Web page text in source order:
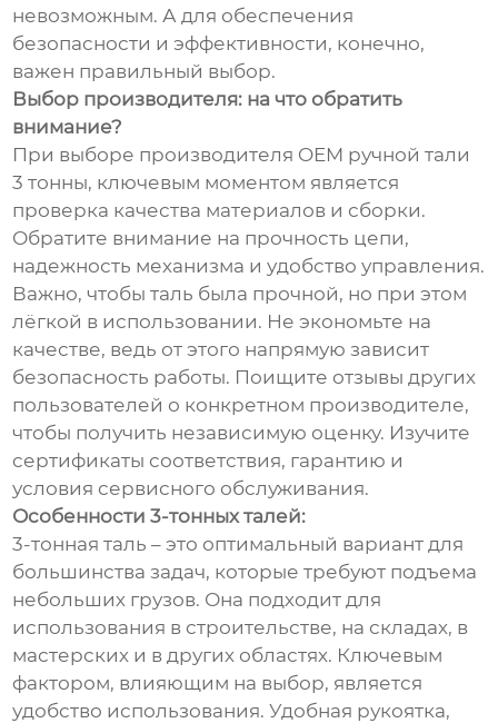
невозможным. А для обеспечения
безопасности и эффективности, конечно,
важен правильный выбор.
Выбор производителя: на что обратить
внимание?
При выборе производителя OEM ручной тали
3 тонны, ключевым моментом является
проверка качества материалов и сборки.
Обратите внимание на прочность цепи,
надежность механизма и удобство управления.
Важно, чтобы таль была прочной, но при этом
лёгкой в использовании. Не экономьте на
качестве, ведь от этого напрямую зависит
безопасность работы. Поищите отзывы других
пользователей о конкретном производителе,
чтобы получить независимую оценку. Изучите
сертификаты соответствия, гарантию и
условия сервисного обслуживания.
Особенности 3-тонных талей:
3-тонная таль – это оптимальный вариант для
большинства задач, которые требуют подъема
небольших грузов. Она подходит для
использования в строительстве, на складах, в
мастерских и в других областях. Ключевым
фактором, влияющим на выбор, является
удобство использования. Удобная рукоятка,